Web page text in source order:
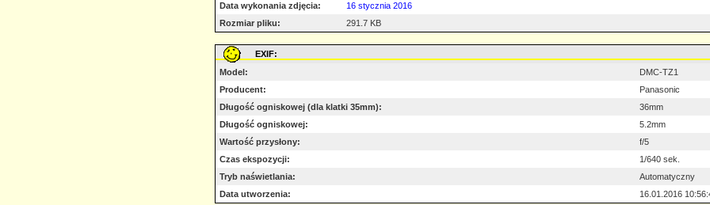
Data wykonania zdjęcia:
16 stycznia 2016
Rozmiar pliku:
291.7 KB
EXIF:
Model:
DMC-TZ1
Producent:
Panasonic
Długość ogniskowej (dla klatki 35mm):
36mm
Długość ogniskowej:
5.2mm
Wartość przysłony:
f/5
Czas ekspozycji:
1/640 sek.
Tryb naświetlania:
Automatyczny
Data utworzenia:
16.01.2016